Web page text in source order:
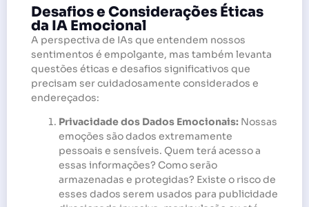
Desafios e Considerações Éticas
da IA Emocional
A perspectiva de IAs que entendem nossos
sentimentos é empolgante, mas também levanta
questões éticas e desafios significativos que
precisam ser cuidadosamente considerados e
endereçados:
Privacidade dos Dados Emocionais: Nossas
emoções são dados extremamente
pessoais e sensíveis. Quem terá acesso a
essas informações? Como serão
armazenadas e protegidas? Existe o risco de
esses dados serem usados para publicidade